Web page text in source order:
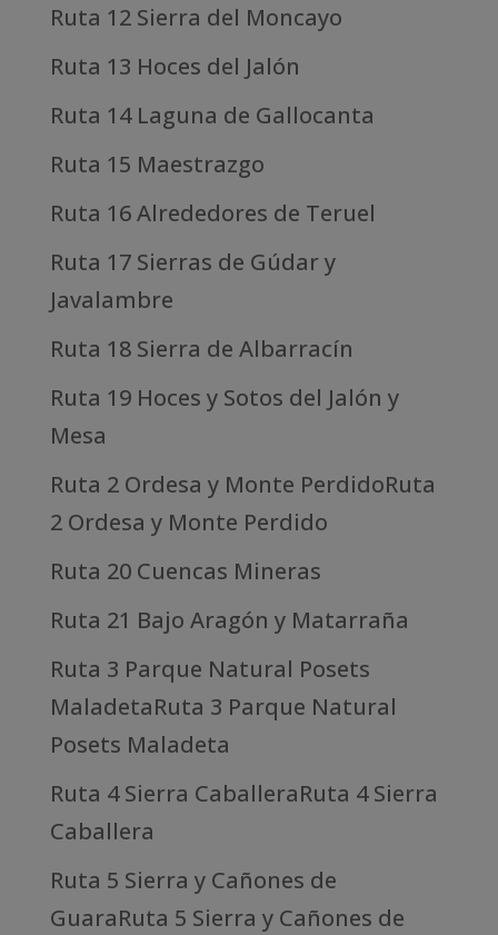
Ruta 12 Sierra del Moncayo
Ruta 13 Hoces del Jalón
Ruta 14 Laguna de Gallocanta
Ruta 15 Maestrazgo
Ruta 16 Alrededores de Teruel
Ruta 17 Sierras de Gúdar y
Javalambre
Ruta 18 Sierra de Albarracín
Ruta 19 Hoces y Sotos del Jalón y
Mesa
Ruta 2 Ordesa y Monte PerdidoRuta
2 Ordesa y Monte Perdido
Ruta 20 Cuencas Mineras
Ruta 21 Bajo Aragón y Matarraña
Ruta 3 Parque Natural Posets
MaladetaRuta 3 Parque Natural
Posets Maladeta
Ruta 4 Sierra CaballeraRuta 4 Sierra
Caballera
Ruta 5 Sierra y Cañones de
GuaraRuta 5 Sierra y Cañones de